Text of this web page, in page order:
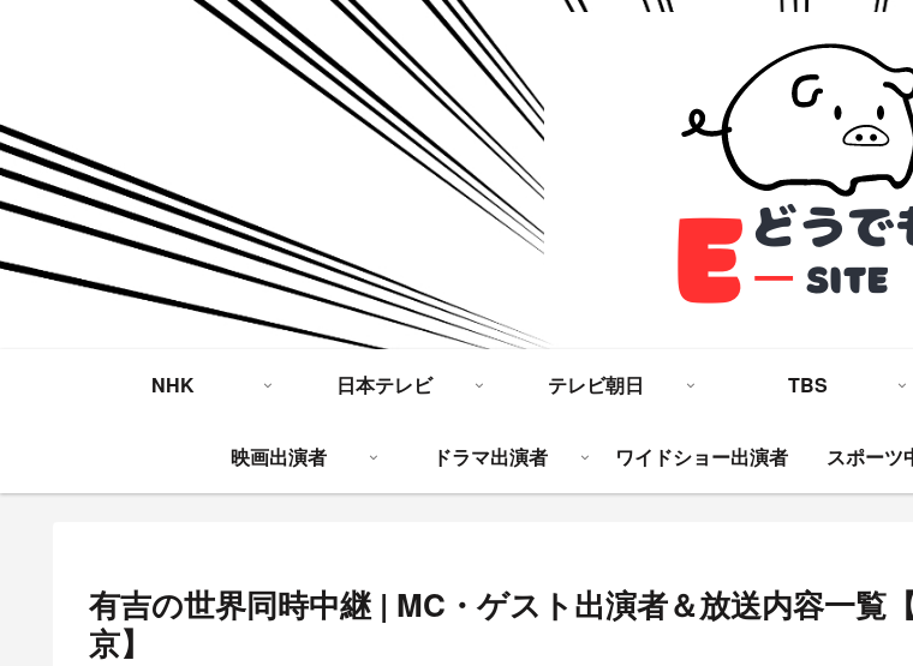
NHK 日本テレビ テレビ朝日 TBS
映画出演者 ドラマ出演者 ワイドショー出演者 スポーツ
有吉の世界同時中継 | MC・ゲスト出演者＆放送内容一覧
京】